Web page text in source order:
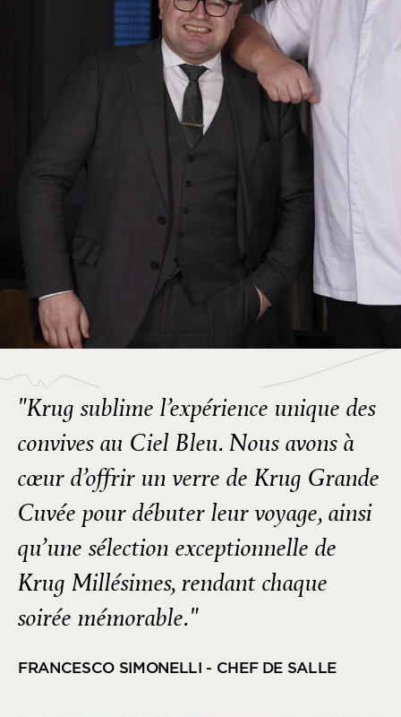
"Krug sublime l’expérience unique des
convives au Ciel Bleu. Nous avons à
cœur d’offrir un verre de Krug Grande
Cuvée pour débuter leur voyage, ainsi
qu’une sélection exceptionnelle de
Krug Millésimes, rendant chaque
soirée mémorable."
FRANCESCO SIMONELLI - CHEF DE SALLE